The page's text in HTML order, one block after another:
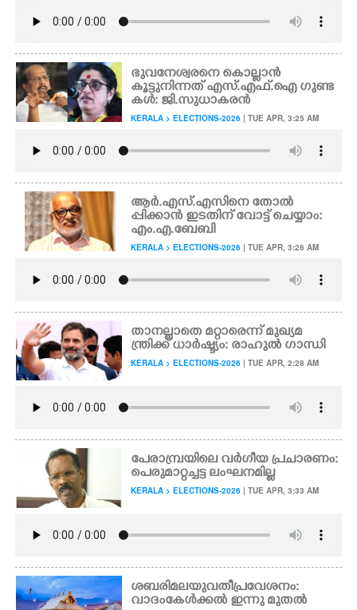
ഭുവനേശ്വരനെ കൊല്ലാൻ
കൂട്ടുനിന്നത് എസ്.എഫ്.ഐ ഗുണ്ട
കൾ: ജി.സുധാകരൻ
KERALA > ELECTIONS-2026 | TUE APR, 3:25 AM
ആർ.എസ്.എസിനെ തോൽ
പ്പിക്കാൻ ഇടതിന് വോട്ട് ചെയ്യാം:
എം.എ.ബേബി
KERALA > ELECTIONS-2026 | TUE APR, 3:26 AM
താനല്ലാതെ മറ്റാരെന്ന് മുഖ്യമ
ന്ത്രിക്ക് ധാർഷ്ട്യം: രാഹുൽ ഗാന്ധി
KERALA > ELECTIONS-2026 | TUE APR, 2:28 AM
പേരാമ്പ്രയിലെ വർഗീയ പ്രചാരണം:
പെരുമാറ്റച്ചട്ട ലംഘനമില്ല
KERALA > ELECTIONS-2026 | TUE APR, 3:33 AM
ശബരിമല യുവതീപ്രവേശനം:
വാദം കേൾക്കൽ ഇന്നു മുതൽ